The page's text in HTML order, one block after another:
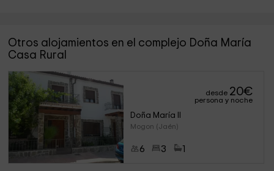
Otros alojamientos en el complejo Doña María
Casa Rural
desde 20€
persona y noche
Doña María II
Mogon (Jaén)
6 3